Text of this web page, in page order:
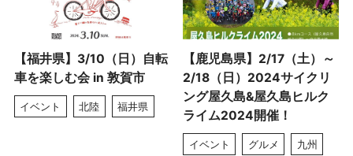
【福井県】3/10（日）自転
車を楽しむ会 in 敦賀市
イベント 北陸 福井県
【鹿児島県】2/17（土）～
2/18（日）2024サイクリ
ング屋久島&屋久島ヒルク
ライム2024開催！
イベント グルメ 九州